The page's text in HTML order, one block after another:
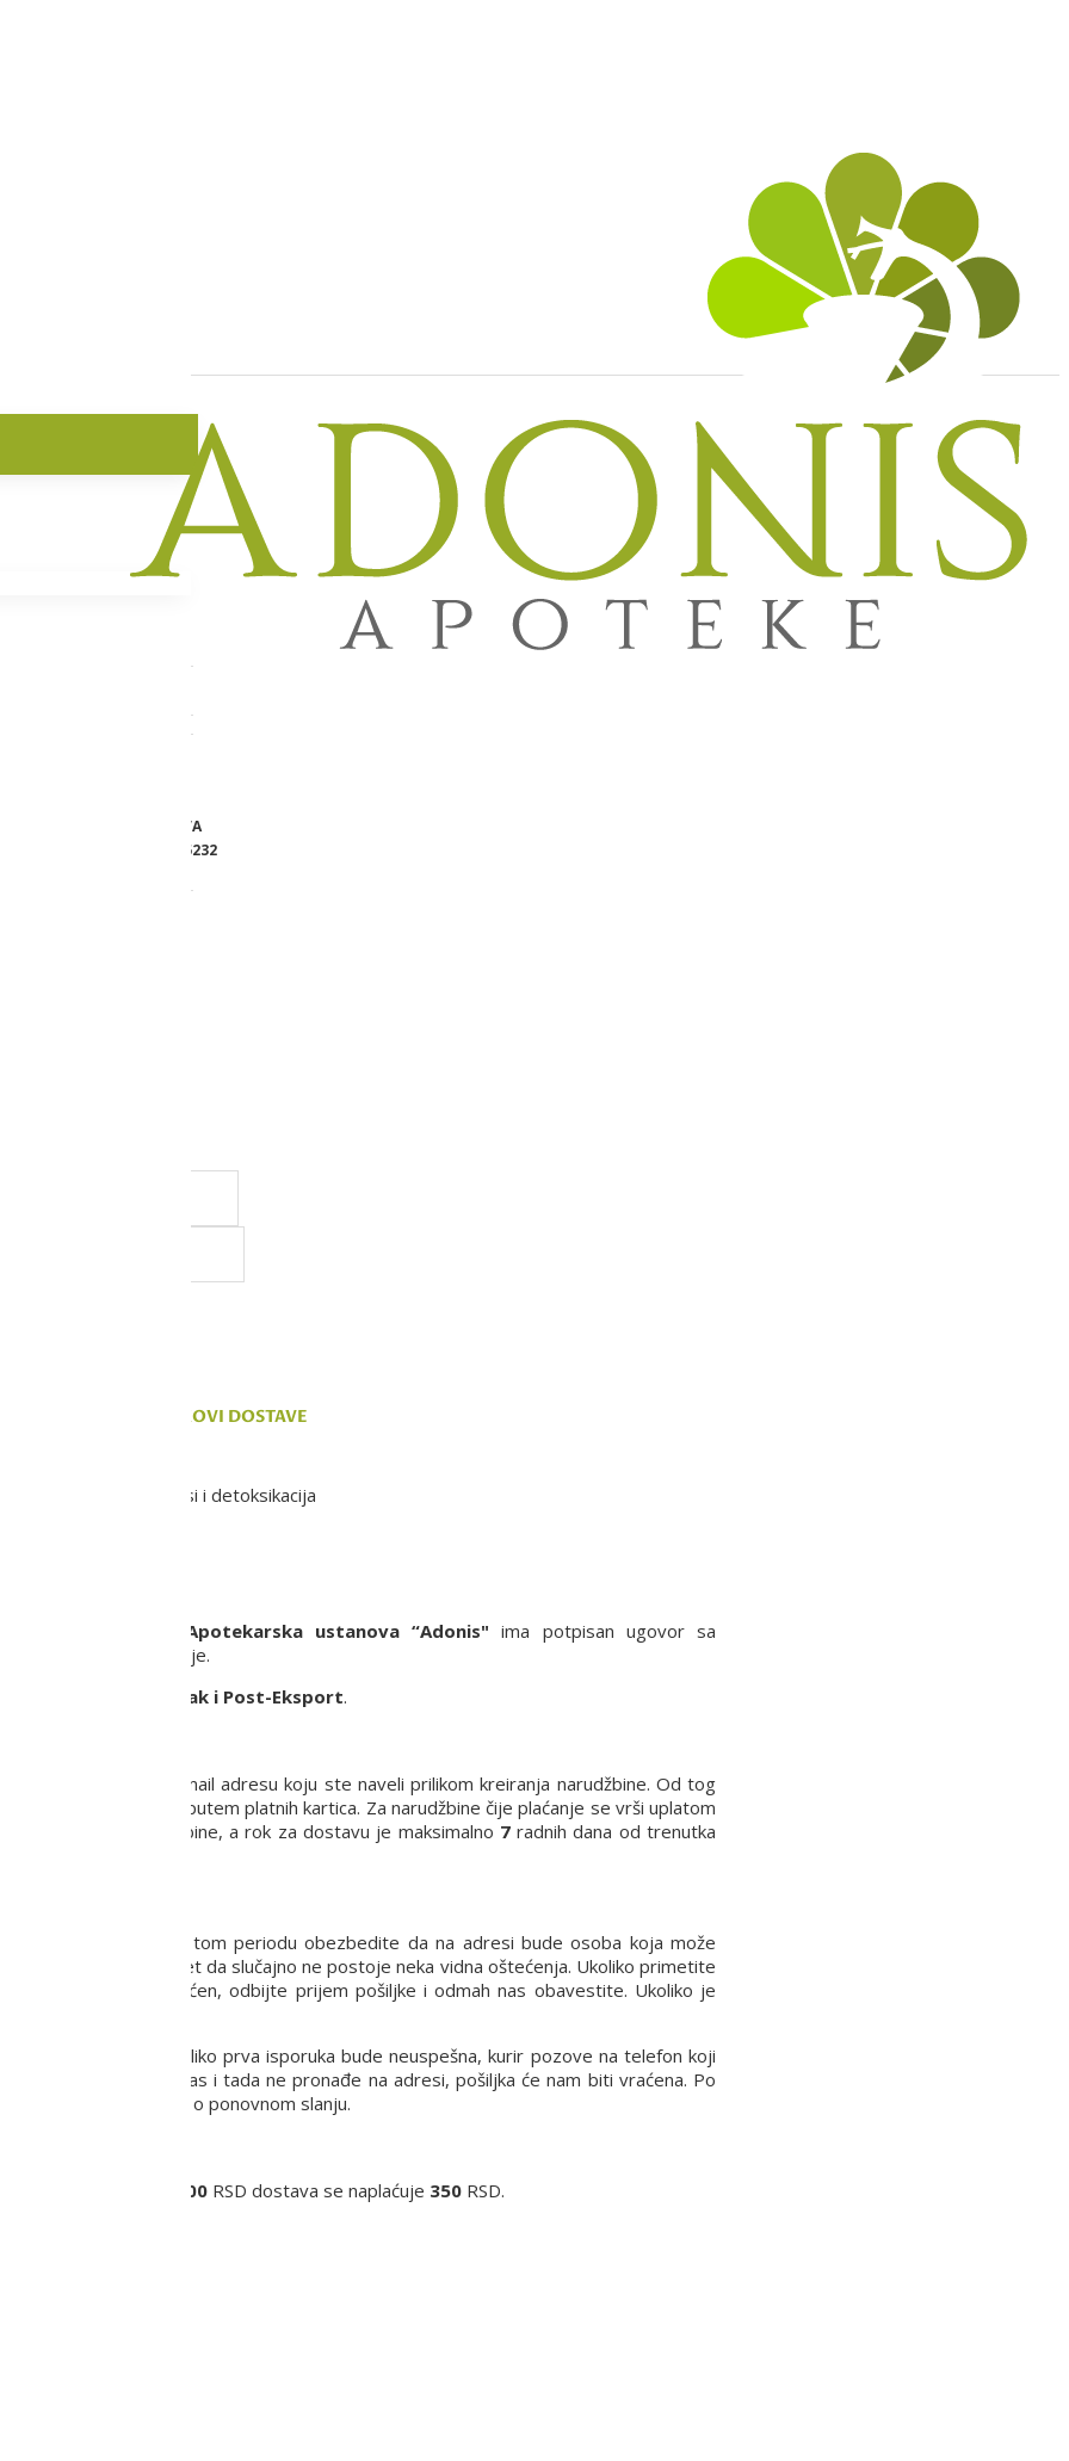
TERRANOVA
215232
ne možemo da
su deo naše ponude,
TROŠKOVI DOSTAVE
215232 - Antioksidansi i detoksikacija
Apotekarska ustanova “Adonis" ima potpisan ugovor sa
Republike Srbije.
usluge
Post-Pak i Post-Eksport.
na Vašu e-mail adresu koju ste naveli prilikom kreiranja narudžbine. Od tog
robe pouzećem ili putem platnih kartica. Za narudžbine čije plaćanje se vrši uplatom
sa potvrdom narudžbine, a rok za dostavu je maksimalno 7radnih dana od trenutka
h. Molimo Vas da u tom periodu obezbedite da na adresi bude osoba koja može
pregledate paket da slučajno ne postoje neka vidna oštećenja. Ukoliko primetite
možda oštećen, odbijte prijem pošiljke i odmah nas obavestite. Ukoliko je
kuriru adresnicu.
praksa je da Vas, ukoliko prva isporuka bude neuspešna, kurir pozove na telefon koji
dostavu. Ukoliko Vas i tada ne pronađe na adresi, pošiljka će nam biti vraćena. Po
i dogovoriti se o ponovnom slanju.
6000 RSD dostava se naplaćuje 350 RSD.